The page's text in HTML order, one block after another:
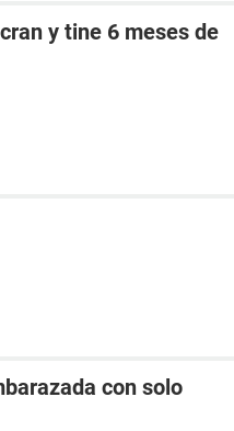
y tine 6 meses de
con solo